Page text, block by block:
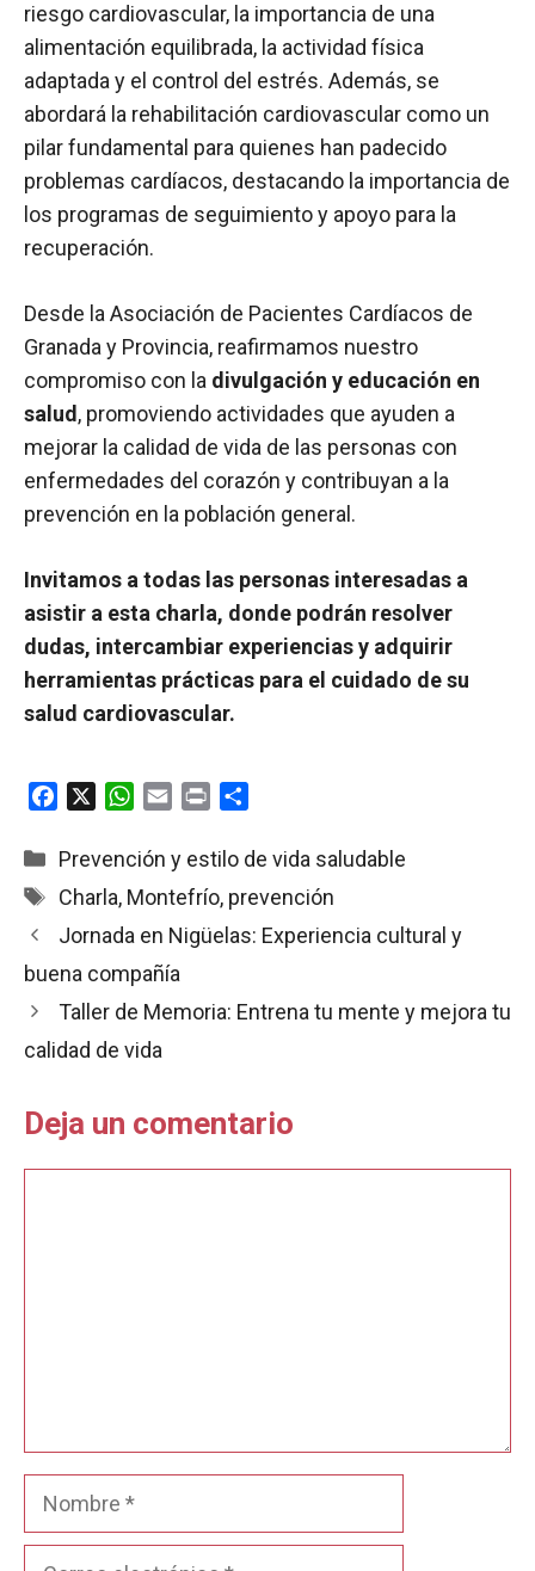
riesgo cardiovascular, la importancia de una
alimentación equilibrada, la actividad física
adaptada y el control del estrés. Además, se
abordará la rehabilitación cardiovascular como un
pilar fundamental para quienes han padecido
problemas cardíacos, destacando la importancia de
los programas de seguimiento y apoyo para la
recuperación.
Desde la Asociación de Pacientes Cardíacos de
Granada y Provincia, reafirmamos nuestro
compromiso con la divulgación y educación en
salud , promoviendo actividades que ayuden a
mejorar la calidad de vida de las personas con
enfermedades del corazón y contribuyan a la
prevención en la población general.
Invitamos a todas las personas interesadas a
asistir a esta charla, donde podrán resolver
dudas, intercambiar experiencias y adquirir
herramientas prácticas para el cuidado de su
salud cardiovascular.
c
b
o
o
W
a
s
A
p
a
l
i
t
m
a
r
r
Categorías
Prevención y estilo de vida saludable
Etiquetas
Charla, Montefrío, prevención
Jornada en Nigüelas: Experiencia cultural y
buena compañía
Taller de Memoria: Entrena tu mente y mejora tu
calidad de vida
Deja un comentario
Nombre